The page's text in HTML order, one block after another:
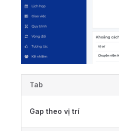
Tab
Gap theo vị trí